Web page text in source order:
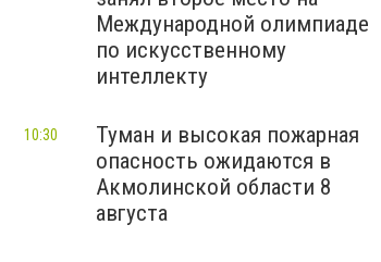
Международной олимпиаде
по искусственному
интеллекту
Туман и высокая пожарная
опасность ожидаются в
Акмолинской области 8
августа
10:30